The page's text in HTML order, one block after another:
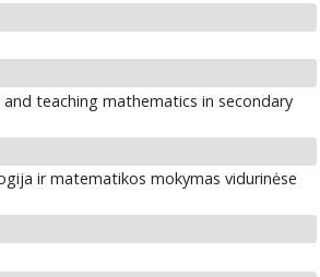
teaching mathematics in secondary
ir matematikos mokymas vidurinėse